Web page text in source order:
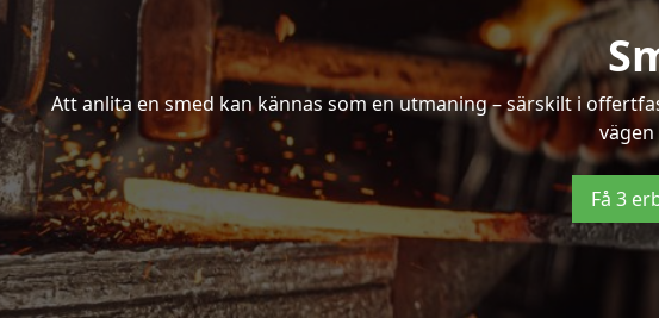
Att anlita en smed kan kännas som en utmaning – särskilt i
Få 3